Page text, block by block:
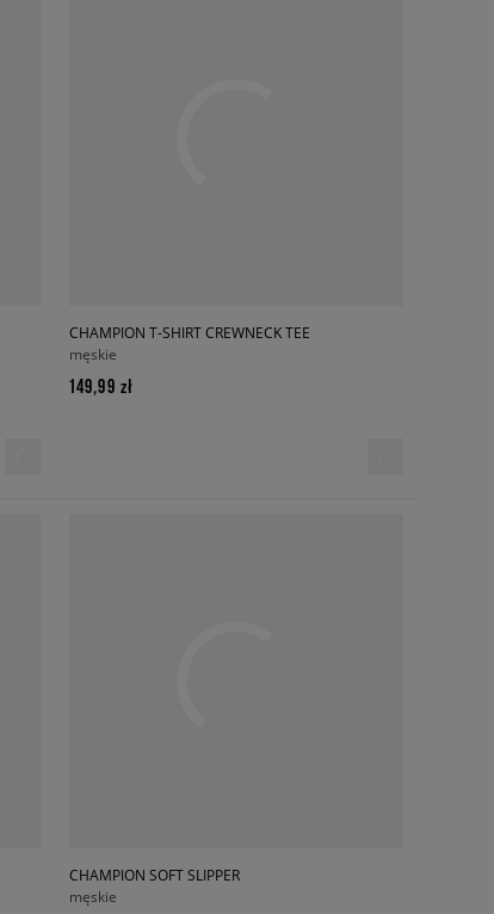
CHAMPION T-SHIRT CREWNECK TEE
męskie
149,99 zł
CHAMPION SOFT SLIPPER
męskie